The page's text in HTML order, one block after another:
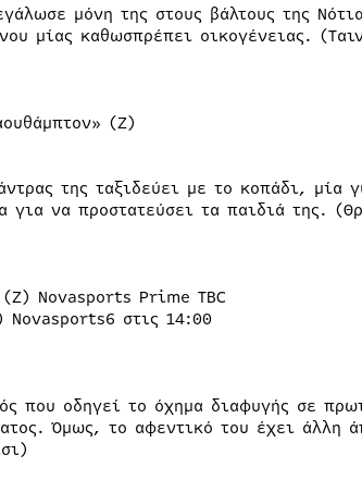
μόνη της στους βάλτους της
μίας καθωσπρέπει οικογένειας.
(Ζ)
της ταξιδεύει με το κοπάδι, μία
για να προστατεύσει τα παιδιά της.
Novasports Prime TBC
στις 14:00
που οδηγεί το όχημα διαφυγής σε
Όμως, το αφεντικό του έχει άλλη